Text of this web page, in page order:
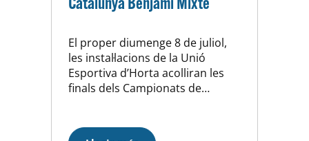
El proper diumenge 8 de juliol,
les instal·lacions de la Unió
Esportiva d’Horta acolliran les
finals dels Campionats de
Natació Barcelona i el Club